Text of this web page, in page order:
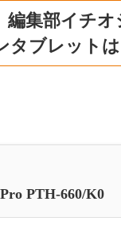
編集部イチ
タブレットは
PTH-660/K0